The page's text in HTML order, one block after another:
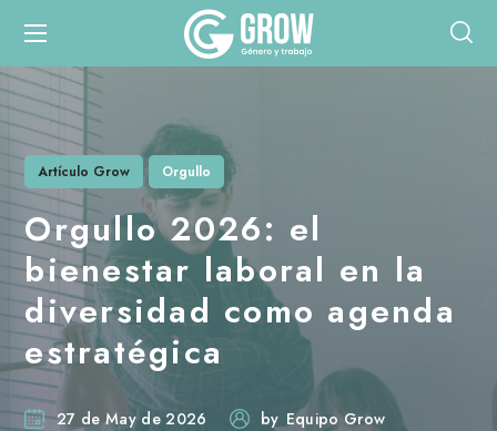
Artículo Grow Orgullo
Orgullo 2026: el
bienestar laboral en la
diversidad como agenda
estratégica
27 de May de 2026 by Equipo Grow